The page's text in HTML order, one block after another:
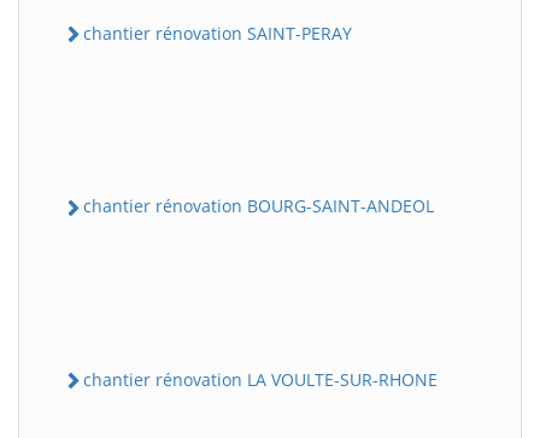
chantier rénovation SAINT-PERAY
chantier rénovation BOURG-SAINT-ANDEOL
chantier rénovation LA VOULTE-SUR-RHONE